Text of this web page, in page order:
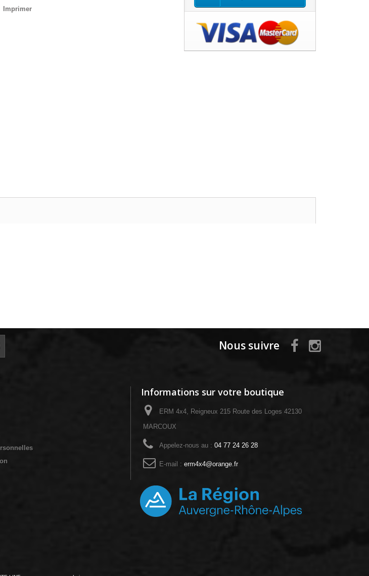
Imprimer
Nous suivre
Informations sur votre boutique
ERM 4x4, Reigneux 215 Route des Loges 42130
MARCOUX
Appelez-nous au : 04 77 24 26 28
E-mail : erm4x4@orange.fr